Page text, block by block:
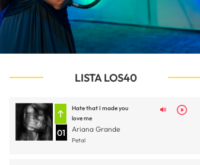
LISTA LOS40
01
Hate that I made you
love me
Ariana Grande
Petal